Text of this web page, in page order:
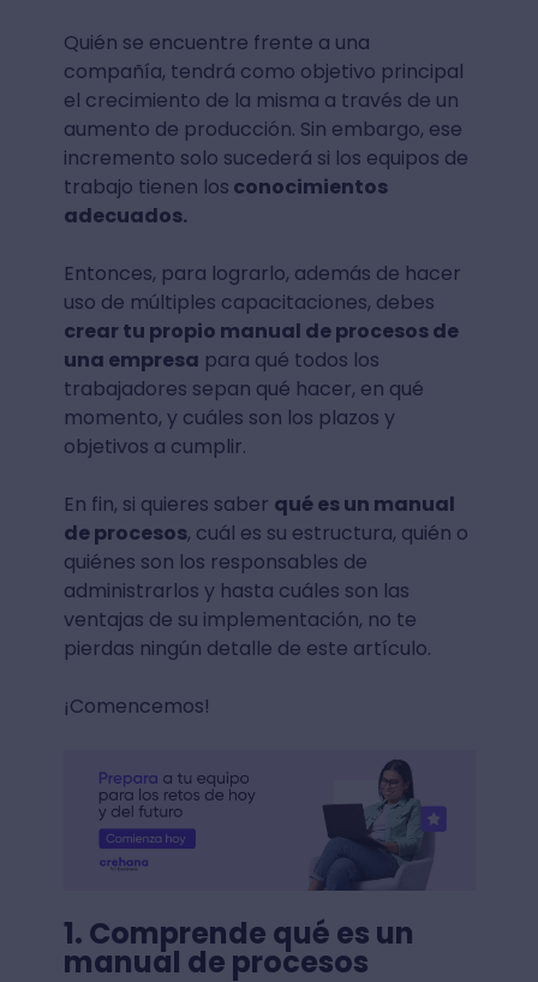
Quién se encuentre frente a una
compañía, tendrá como objetivo principal
el crecimiento de la misma a través de un
aumento de producción. Sin embargo, ese
incremento solo sucederá si los equipos de
trabajo tienen los conocimientos
adecuados.
Entonces, para lograrlo, además de hacer
uso de múltiples capacitaciones, debes
crear tu propio manual de procesos de
una empresa para qué todos los
trabajadores sepan qué hacer, en qué
momento, y cuáles son los plazos y
objetivos a cumplir.
En fin, si quieres saber qué es un manual
de procesos, cuál es su estructura, quién o
quiénes son los responsables de
administrarlos y hasta cuáles son las
ventajas de su implementación, no te
pierdas ningún detalle de este artículo.
¡Comencemos!
1. Comprende qué es un
manual de procesos